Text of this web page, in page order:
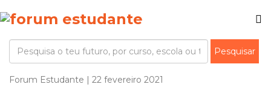
Forum Estudante | 22 fevereiro 2021